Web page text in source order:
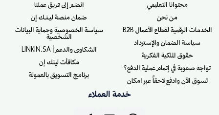
محتوانا التعليمي
من نحن
الخدمات الرقمية لقطاع الأعمال B2B
سياسة الضمان والإسترداد
حقوق الملكية الفكرية
تواجه صعوبة في إتمام عملية الدفع؟
تسوق الآن وادفع لاحقاً عبر امكان
انضم إلى فريق عملنا
ضمان منصة ليـنـك إن
سياسة الخصوصية وحماية البيانات
الشخصية
الشكاوى والدعم | LINKIN.SA
مكافأت لينك إن
برنامج التسويق بالعمولة
خدمة العملاء